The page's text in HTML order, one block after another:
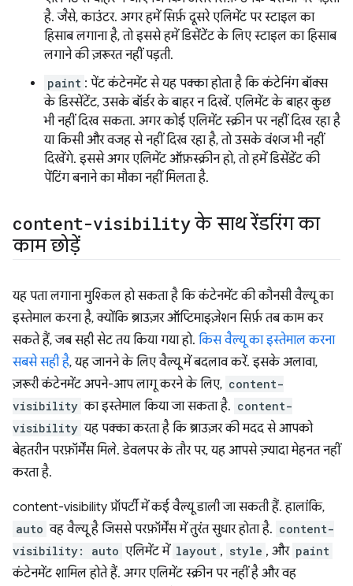
है. जैसे, काउंटर. अगर हमें सिर्फ़ दूसरे एलिमेंट पर स्टाइल का
हिसाब लगाना है, तो इससे हमें डिसेंटेंट के लिए स्टाइल का हिसाब
लगाने की ज़रूरत नहीं पड़ती.
paint : पेंट कंटेनमेंट से यह पक्का होता है कि कंटेनिंग बॉक्स
के डिस्सेंटेंट, उसके बॉर्डर के बाहर न दिखें. एलिमेंट के बाहर कुछ
भी नहीं दिख सकता. अगर कोई एलिमेंट स्क्रीन पर नहीं दिख रहा है
या किसी और वजह से नहीं दिख रहा है, तो उसके वंशज भी नहीं
दिखेंगे. इससे अगर एलिमेंट ऑफ़स्क्रीन हो, तो हमें डिसेंडेंट की
पेंटिंग बनाने का मौका नहीं मिलता है.
content-visibilityके साथ रेंडरिंग का
काम छोड़ें
यह पता लगाना मुश्किल हो सकता है कि कंटेनमेंट की कौनसी वैल्यू का
इस्तेमाल करना है, क्योंकि ब्राउज़र ऑप्टिमाइज़ेशन सिर्फ़ तब काम कर
सकते हैं, जब सही सेट तय किया गया हो. किस वैल्यू का इस्तेमाल करना
सबसे सही है, यह जानने के लिए वैल्यू में बदलाव करें. इसके अलावा,
ज़रूरी कंटेनमेंट अपने-आप लागू करने के लिए, content-
visibility का इस्तेमाल किया जा सकता है. content-
visibility यह पक्का करता है कि ब्राउज़र की मदद से आपको
बेहतरीन परफ़ॉर्मेंस मिले. डेवलपर के तौर पर, यह आपसे ज़्यादा मेहनत नहीं
करता है.
content-visibility प्रॉपर्टी में कई वैल्यू डाली जा सकती हैं. हालांकि,
auto वह वैल्यू है जिससे परफ़ॉर्मेंस में तुरंत सुधार होता है. content-
visibility: auto एलिमेंट में layout , style , और paint
कंटेनमेंट शामिल होते हैं. अगर एलिमेंट स्क्रीन पर नहीं है और वह